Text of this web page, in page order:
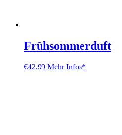
Frühsommerduft
€42.99 Mehr Infos*